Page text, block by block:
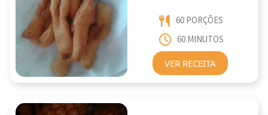
60 PORÇÕES
60 MINUTOS
VER RECEITA